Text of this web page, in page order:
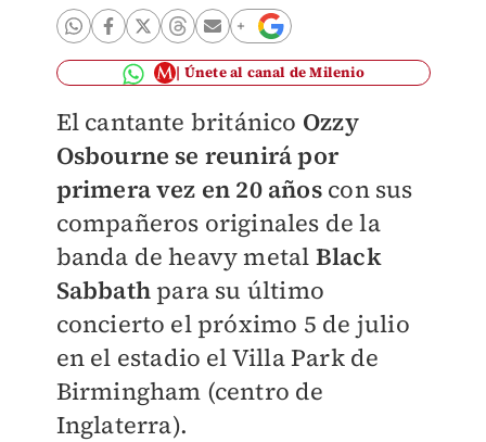
Únete al canal de Milenio
El cantante británico Ozzy
Osbourne se reunirá por
primera vez en 20 añoscon sus
compañeros originales de la
banda de heavy metal Black
Sabbathpara su último
concierto el próximo 5 de julio
en el estadio el Villa Park de
Birmingham (centro de
Inglaterra).